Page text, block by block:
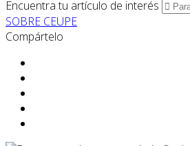
Encuentra tu artículo de interés
SOBRE CEUPE
Compártelo